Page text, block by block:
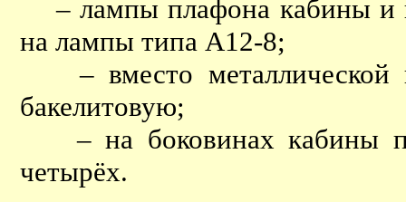
– лампы плафона кабины и
на лампы типа А12-8;
– вместо металлической
бакелитовую;
– на боковинах кабины
четырёх.